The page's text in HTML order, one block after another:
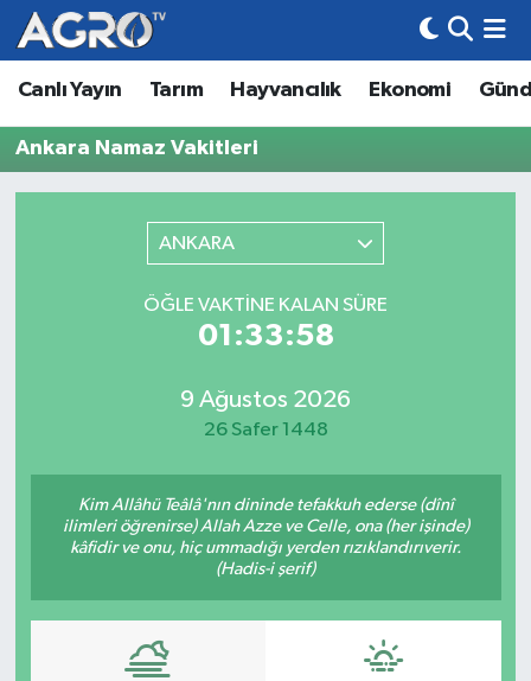
Canlı Yayın Tarım Hayvancılık Ekonomi
Ankara Namaz Vakitleri
ANKARA
ÖĞLE VAKTINE KALAN SÜRE
01:33:58
9 Ağustos 2026
26 Safer 1448
Kim Allâhü Teâlâ'nın dininde tefakkuh ederse (dînî
ilimleri öğrenirse) Allah Azze ve Celle, ona (her işinde)
kâfidir ve onu, hiç ummadığı yerden rızıklandırıverir.
(Hadis-i şerif)
Hava Durumu
Trafik Durumu
Tüm Manşetler
Son Dakika Haberleri